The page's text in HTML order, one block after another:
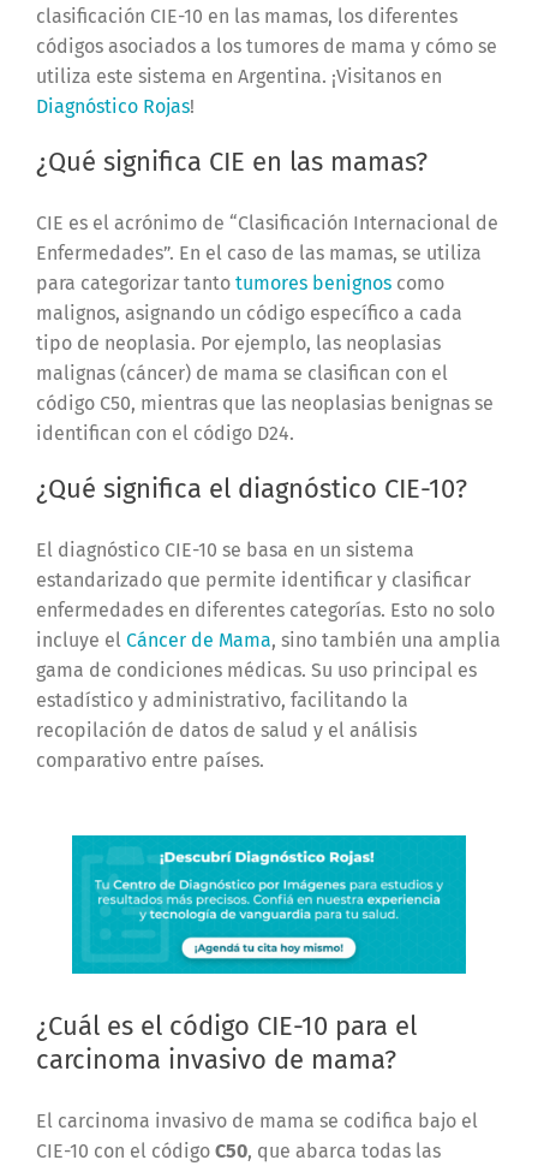
clasificación CIE-10 en las mamas, los diferentes
códigos asociados a los tumores de mama y cómo se
utiliza este sistema en Argentina. ¡Visitanos en
Diagnóstico Rojas!
¿Qué significa CIE en las mamas?
CIE es el acrónimo de “Clasificación Internacional de
Enfermedades”. En el caso de las mamas, se utiliza
para categorizar tanto tumores benignoscomo
malignos, asignando un código específico a cada
tipo de neoplasia. Por ejemplo, las neoplasias
malignas (cáncer) de mama se clasifican con el
código C50, mientras que las neoplasias benignas se
identifican con el código D24.
¿Qué significa el diagnóstico CIE-10?
El diagnóstico CIE-10 se basa en un sistema
estandarizado que permite identificar y clasificar
enfermedades en diferentes categorías. Esto no solo
incluye el Cáncer de Mama, sino también una amplia
gama de condiciones médicas. Su uso principal es
estadístico y administrativo, facilitando la
recopilación de datos de salud y el análisis
comparativo entre países.
¿Cuál es el código CIE-10 para el
carcinoma invasivo de mama?
El carcinoma invasivo de mama se codifica bajo el
CIE-10 con el código C50, que abarca todas las